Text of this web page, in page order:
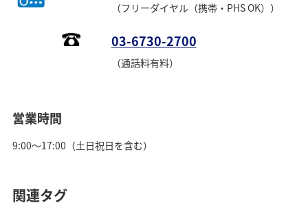
（フリーダイヤル（携帯・PHS OK））
03-6730-2700
（通話料有料）
営業時間
9:00～17:00（土日祝日を含む）
関連タグ